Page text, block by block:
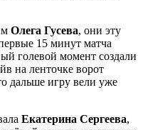
Олега Гусева, они эту
15 минут матча
голевой момент создали
на ленточке ворот
дальше игру вели уже
Екатерина Сергеева,